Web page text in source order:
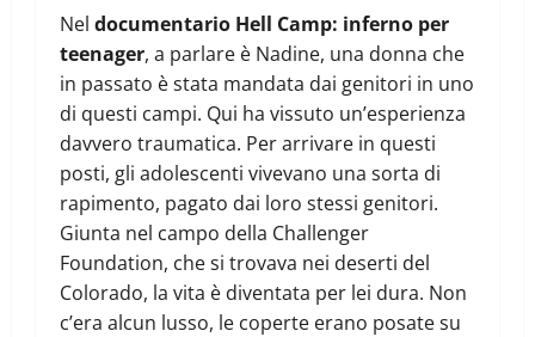
Nel documentario Hell Camp: inferno per
teenager, a parlare è Nadine, una donna che
in passato è stata mandata dai genitori in uno
di questi campi. Qui ha vissuto un’esperienza
davvero traumatica. Per arrivare in questi
posti, gli adolescenti vivevano una sorta di
rapimento, pagato dai loro stessi genitori.
Giunta nel campo della Challenger
Foundation, che si trovava nei deserti del
Colorado, la vita è diventata per lei dura. Non
c’era alcun lusso, le coperte erano posate su